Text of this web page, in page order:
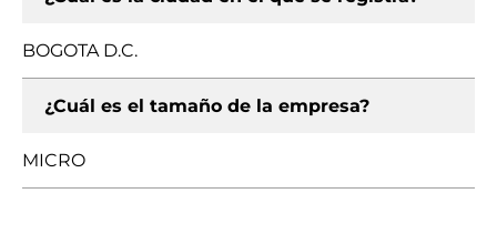
BOGOTA D.C.
¿Cuál es el tamaño de la empresa?
MICRO